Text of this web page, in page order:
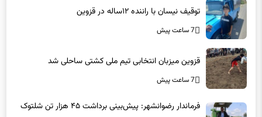
توقیف نیسان با راننده ۱۲ساله در قزوین
7 ساعت پیش
قزوین میزبان انتخابی تیم ملی کشتی ساحلی شد
7 ساعت پیش
فرماندار رضوانشهر: پیش‌بینی برداشت ۴۵ هزار تن شلتوک